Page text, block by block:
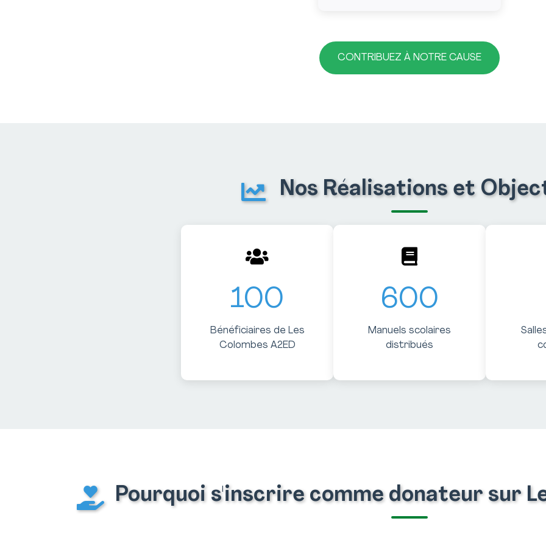
CONTRIBUEZ À NOTRE CAUSE
Nos Réalisations et
100
Bénéficiaires de Les
Colombes A2ED
600
Manuels scolaires
distribués
Pourquoi s'inscrire comme donateur sur